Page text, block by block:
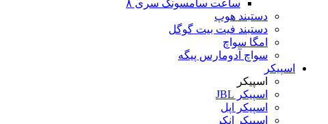
ساعت سامسونگ سری ۸
دستبند هوپ
دستبند فیت بیت گوگل
امگا سواچ
سواچ آدومارس پیگه
اسپیکر
اسپیکر
اسپیکر JBL
اسپیکر اپل
اسپیکر انکر